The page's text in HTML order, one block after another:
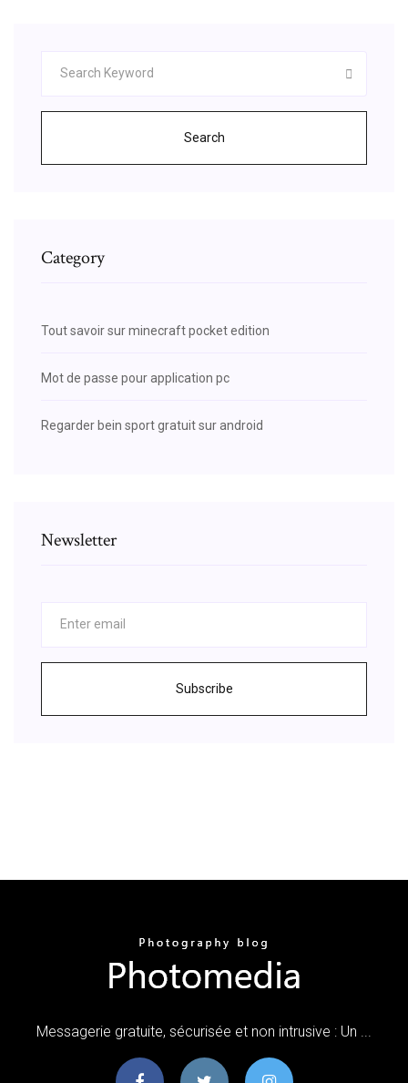
Search
Category
Tout savoir sur minecraft pocket edition
Mot de passe pour application pc
Regarder bein sport gratuit sur android
Newsletter
Subscribe
Messagerie gratuite, sécurisée et non intrusive : Un ...